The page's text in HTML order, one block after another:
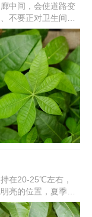
中间，会使道路变
不要正对卫生间：
招财之势被破坏。
财运的说法，是不
在20-25℃左右，
亮的位置，夏季强
冬季温度过低时减
勤施，配合叶面